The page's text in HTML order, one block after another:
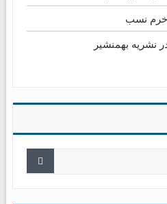
خرم نسب
نشریه بهمنشیر